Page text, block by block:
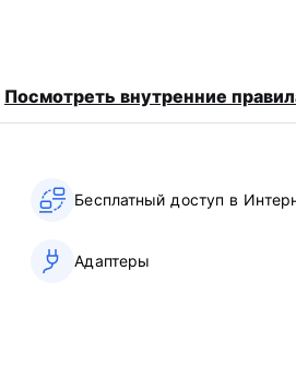
Посмотреть внутренние
Бесплатный доступ в
Адаптеры